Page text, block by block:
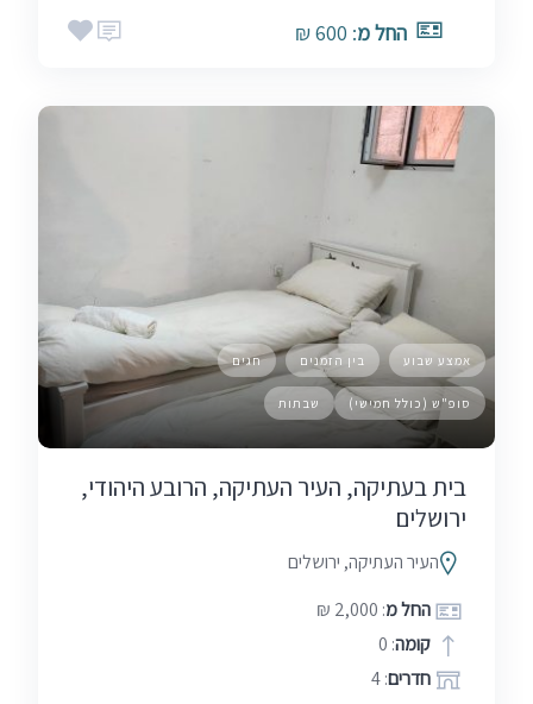
החל מ: 600 ₪
אמצע שבוע בין הזמנים חגים
סופ"ש (כולל חמישי) שבתות
בית בעתיקה, העיר העתיקה, הרובע היהודי,
ירושלים
העיר העתיקה, ירושלים
החל מ: 2,000 ₪
קומה: 0
חדרים: 4